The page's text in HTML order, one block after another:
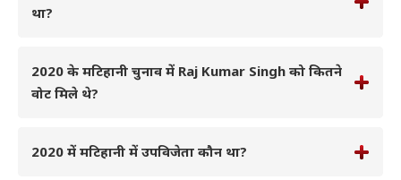
था?
2020 के मटिहानी चुनाव में Raj Kumar Singh को कितने
वोट मिले थे?
2020 में मटिहानी में उपविजेता कौन था?